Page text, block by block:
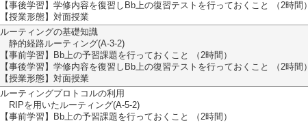
【事後学習】学修内容を復習しBb上の復習テストを行っておくこと （2時間）
【授業形態】対面授業
ルーティングの基礎知識
静的経路ルーティング(A-3-2)
【事前学習】Bb上の予習課題を行っておくこと （2時間）
【事後学習】学修内容を復習しBb上の復習テストを行っておくこと （2時間）
【授業形態】対面授業
ルーティングプロトコルの利用
RIPを用いたルーティング(A-5-2)
【事前学習】Bb上の予習課題を行っておくこと （2時間）